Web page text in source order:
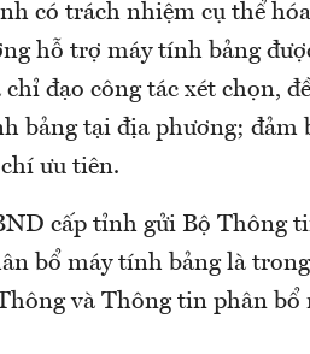
có trách nhiệm cụ thể
hỗ trợ máy tính bảng
đạo công tác xét chọn,
bảng tại địa phương; đảm
ưu tiên.
cấp tỉnh gửi Bộ Thông
bổ máy tính bảng là
và Thông tin phân